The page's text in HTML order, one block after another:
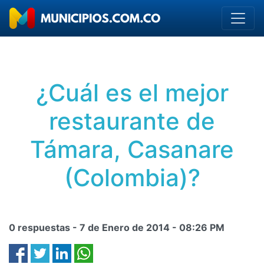
¿Cuál es el mejor
restaurante de
Támara, Casanare
(Colombia)?
0 respuestas - 7 de Enero de 2014 - 08:26 PM